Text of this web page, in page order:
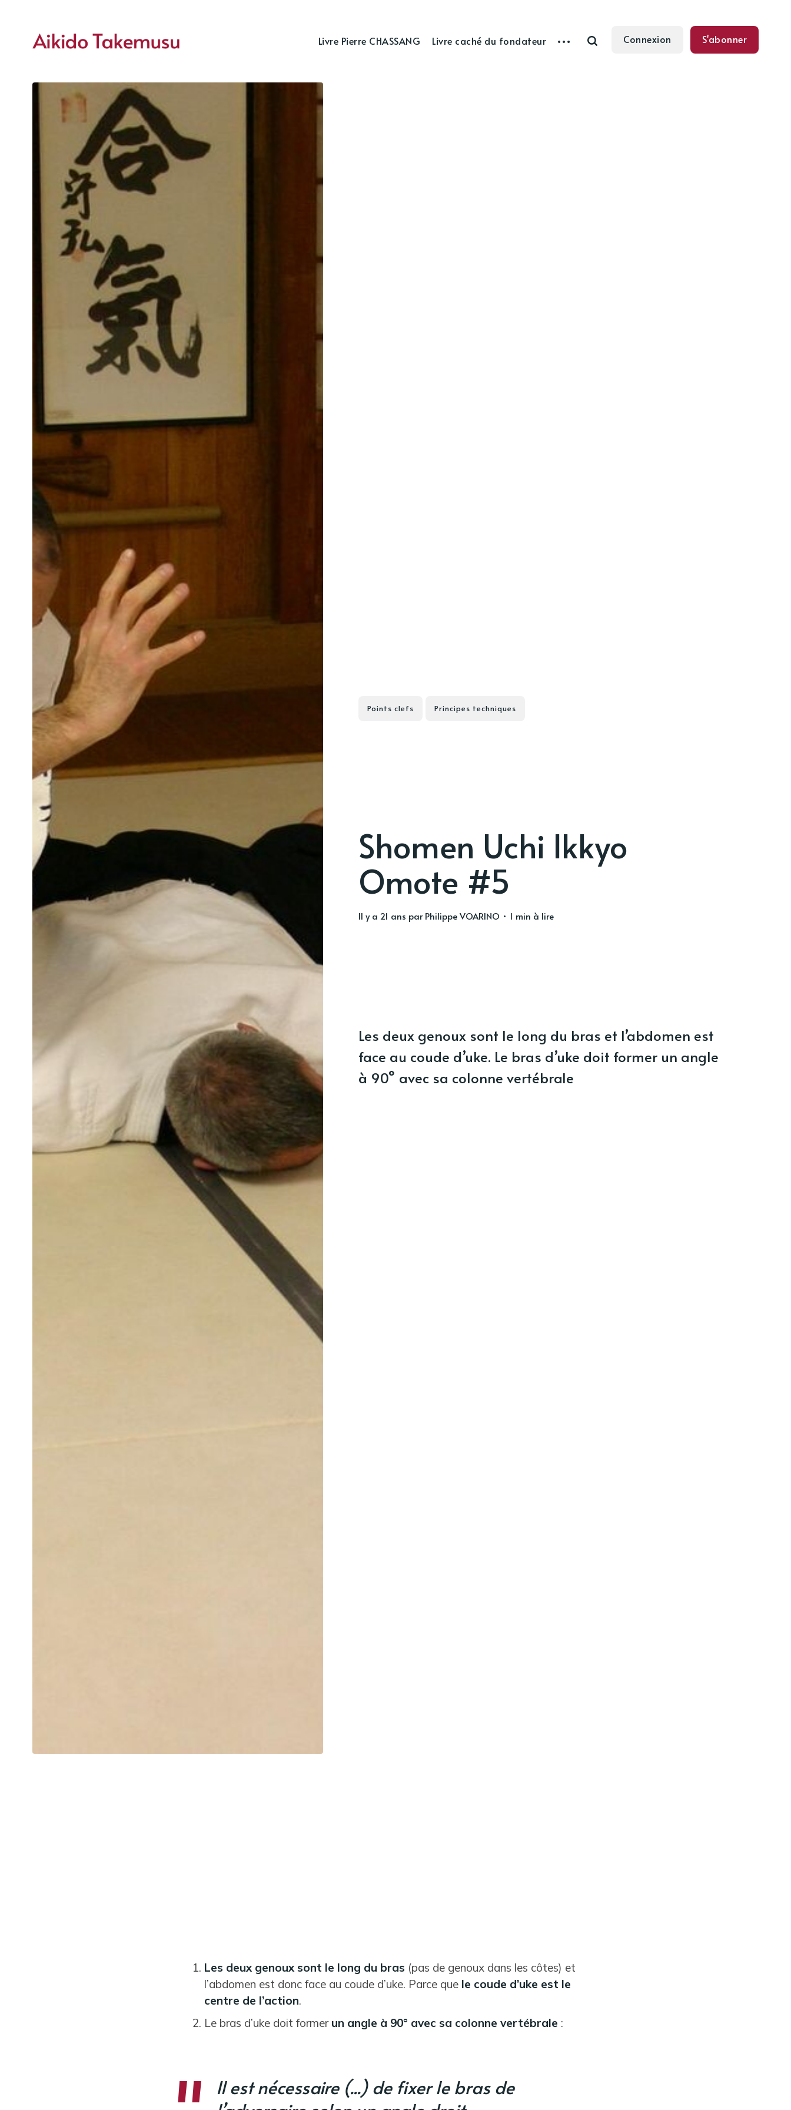
Livre Pierre CHASSANG Livre caché du fondateur Connexion S'abonner
Points clefs Principes techniques
Shomen Uchi Ikkyo
Omote #5
il y a 21 ans parPhilippe VOARINO • 1 min à lire
Les deux genoux sont le long du bras et l’abdomen est
face au coude d’uke. Le bras d’uke doit former un angle
à 90° avec sa colonne vertébrale
Les deux genoux sont le long du bras (pas de genoux dans les côtes) et
l’abdomen est donc face au coude d’uke. Parce que le coude d’uke est le
centre de l’action.
Le bras d’uke doit former un angle à 90° avec sa colonne vertébrale :
Il est nécessaire (...) de fixer le bras de